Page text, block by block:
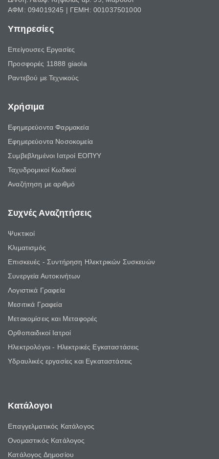
ΑΦΜ: 094019245 | ΓΕΜΗ: 001037501000
Υπηρεσίες
Επείγουσες Εργασίες
Προσφορές 11888 giaola
Ραντεβού με Τεχνικούς
Χρήσιμα
Εφημερεύοντα Φαρμακεία
Εφημερεύοντα Νοσοκομεία
Συμβεβλημένοι Ιατροί ΕΟΠΥΥ
Ταχυδρομικοί Κωδικοί
Αναζήτηση με αριθμό
Συχνές Αναζητήσεις
Ψυκτικοί
Κλιματισμός
Επισκευές - Συντήρηση Ηλεκτρικών Συσκευών
Συνεργεία Αυτοκινήτων
Λογιστικά Γραφεία
Μεσιτικά Γραφεία
Μετακομίσεις και Μεταφορές
Ορθοπαιδικοί Ιατροί
Ηλεκτρολόγοι - Ηλεκτρικές Εγκαταστάσεις
Υδραυλικές εργασίες και Εγκαταστάσεις
Κατάλογοι
Επαγγελματικός Κατάλογος
Ονομαστικός Κατάλογος
Κατάλογος Δημοσίου